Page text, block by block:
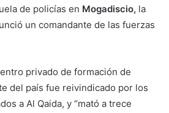
de policías en Mogadiscio, la
un comandante de las fuerzas
privado de formación de
del país fue reivindicado por los
a Al Qaida, y “mató a trece